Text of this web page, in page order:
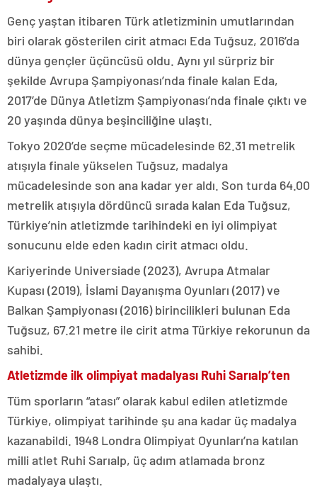
Genç yaştan itibaren Türk atletizminin umutlarından
biri olarak gösterilen cirit atmacı Eda Tuğsuz, 2016’da
dünya gençler üçüncüsü oldu. Aynı yıl sürpriz bir
şekilde Avrupa Şampiyonası’nda finale kalan Eda,
2017’de Dünya Atletizm Şampiyonası’nda finale çıktı ve
20 yaşında dünya beşinciliğine ulaştı.
Tokyo 2020’de seçme mücadelesinde 62.31 metrelik
atışıyla finale yükselen Tuğsuz, madalya
mücadelesinde son ana kadar yer aldı. Son turda 64.00
metrelik atışıyla dördüncü sırada kalan Eda Tuğsuz,
Türkiye’nin atletizmde tarihindeki en iyi olimpiyat
sonucunu elde eden kadın cirit atmacı oldu.
Kariyerinde Universiade (2023), Avrupa Atmalar
Kupası (2019), İslami Dayanışma Oyunları (2017) ve
Balkan Şampiyonası (2016) birincilikleri bulunan Eda
Tuğsuz, 67.21 metre ile cirit atma Türkiye rekorunun da
sahibi.
Atletizmde ilk olimpiyat madalyası Ruhi Sarıalp’ten
Tüm sporların “atası” olarak kabul edilen atletizmde
Türkiye, olimpiyat tarihinde şu ana kadar üç madalya
kazanabildi. 1948 Londra Olimpiyat Oyunları’na katılan
milli atlet Ruhi Sarıalp, üç adım atlamada bronz
madalyaya ulaştı.